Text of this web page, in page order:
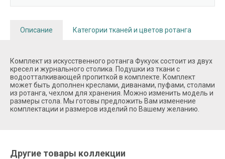
Описание Категории тканей и цветов ротанга
Комплект из искусственного ротанга Фукуок состоит из двух
кресел и журнального столика. Подушки из ткани с
водоотталкивающей пропиткой в комплекте. Комплект
может быть дополнен креслами, диванами, пуфами, столами
из ротанга, чехлом для хранения. Можно изменить модель и
размеры стола. Мы готовы предложить Вам изменение
комплектации и размеров изделий по Вашему желанию.
Другие товары коллекции